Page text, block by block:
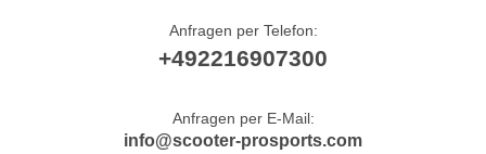
Anfragen per Telefon:
+492216907300
Anfragen per E-Mail:
info@scooter-prosports.com